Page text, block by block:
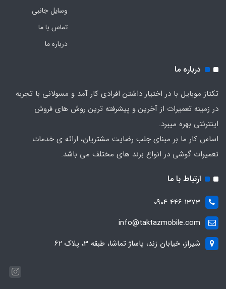
وسایل جانبی
تماس با ما
درباره ما
درباره ما
تکتاز موبایل با در اختیار داشتن افرادی کار آمد و مسولانی با تجربه
در زمینه تعمیرات از آخرین و پیشرفته ترین روش های فروش
اینترنتی بهره میبرد.
اساس کار ما بر مبنای جلب رضایت مشتریان، ارائه ی خدمات
تعمیرات گوشی در انواع برند های مختلف می باشد.
ارتباط با ما
1373 446 0904
info@taktazmobile.com
شیراز، خیابان زند، پاساژ تماشا، طبقه 3، پلاک 62